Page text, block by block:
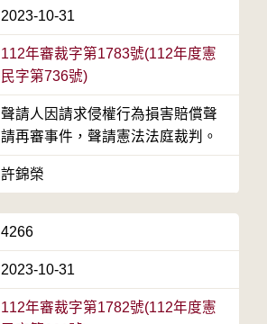
2023-10-31
112年審裁字第1783號(112年度憲
民字第736號)
聲請人因請求侵權行為損害賠償聲
請再審事件，聲請憲法法庭裁判。
許錦榮
4266
2023-10-31
112年審裁字第1782號(112年度憲